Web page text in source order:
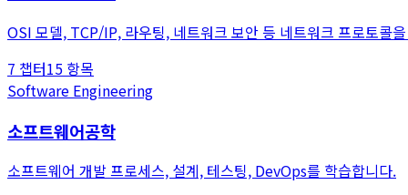
OSI 모델, TCP/IP, 라우팅, 네트워크 보안 등 네트워크 프로토콜
7 챕터15 항목
Software Engineering
소프트웨어공학
소프트웨어 개발 프로세스, 설계, 테스팅, DevOps를 학습합니다.